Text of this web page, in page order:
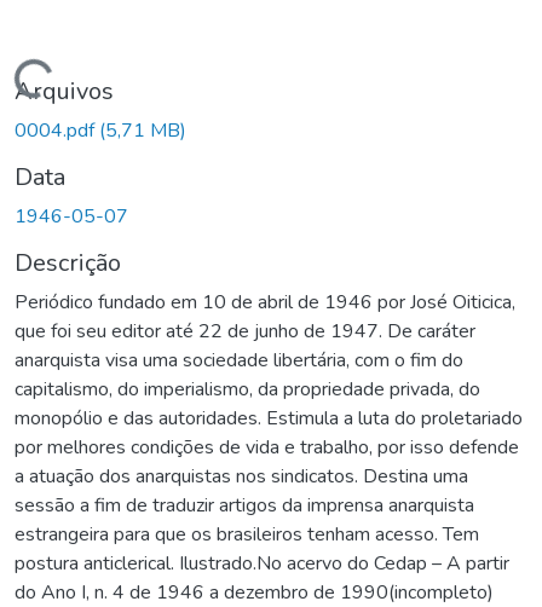
Carregando...
Arquivos
0004.pdf(5,71 MB)
Data
1946-05-07
Descrição
Periódico fundado em 10 de abril de 1946 por José Oiticica,
que foi seu editor até 22 de junho de 1947. De caráter
anarquista visa uma sociedade libertária, com o fim do
capitalismo, do imperialismo, da propriedade privada, do
monopólio e das autoridades. Estimula a luta do proletariado
por melhores condições de vida e trabalho, por isso defende
a atuação dos anarquistas nos sindicatos. Destina uma
sessão a fim de traduzir artigos da imprensa anarquista
estrangeira para que os brasileiros tenham acesso. Tem
postura anticlerical. Ilustrado.No acervo do Cedap – A partir
do Ano I, n. 4 de 1946 a dezembro de 1990(incompleto)